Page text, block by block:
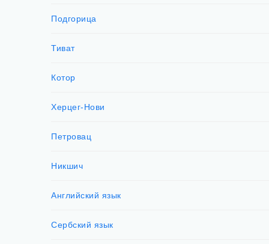
Подгорица
Тиват
Котор
Херцег-Нови
Петровац
Никшич
Английский язык
Сербский язык